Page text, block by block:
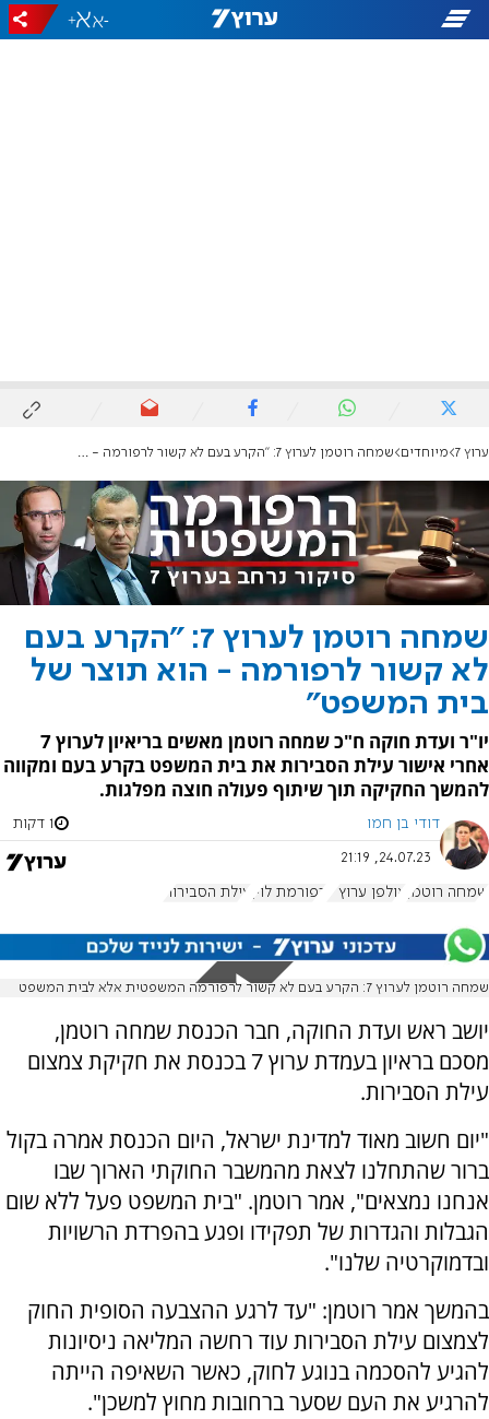
-
+
ערוץ 7 מיוחדים שמחה רוטמן לערוץ 7: "הקרע בעם לא קשור לרפורמה - הוא תוצר של בית המשפט"
שמחה רוטמן לערוץ 7: "הקרע בעם
לא קשור לרפורמה - הוא תוצר של
בית המשפט"
יו"ר ועדת חוקה ח"כ שמחה רוטמן מאשים בריאיון לערוץ 7
אחרי אישור עילת הסבירות את בית המשפט בקרע בעם ומקווה
להמשך החקיקה תוך שיתוף פעולה חוצה מפלגות.
דודי בן חמו 1 דקות
24.07.23, 21:19
שמחה רוטמן אולפן ערוץ 7 רפורמת לוין עילת הסבירות
שמחה רוטמן לערוץ 7: הקרע בעם לא קשור לרפורמה המשפטית אלא לבית המשפט
יושב ראש ועדת החוקה, חבר הכנסת שמחה רוטמן,
מסכם בראיון בעמדת ערוץ 7 בכנסת את חקיקת צמצום
עילת הסבירות.
"יום חשוב מאוד למדינת ישראל, היום הכנסת אמרה בקול
ברור שהתחלנו לצאת מהמשבר החוקתי הארוך שבו
אנחנו נמצאים", אמר רוטמן. "בית המשפט פעל ללא שום
הגבלות והגדרות של תפקידו ופגע בהפרדת הרשויות
ובדמוקרטיה שלנו".
בהמשך אמר רוטמן: "עד לרגע ההצבעה הסופית החוק
לצמצום עילת הסבירות עוד רחשה המליאה ניסיונות
להגיע להסכמה בנוגע לחוק, כאשר השאיפה הייתה
להרגיע את העם שסער ברחובות מחוץ למשכן".